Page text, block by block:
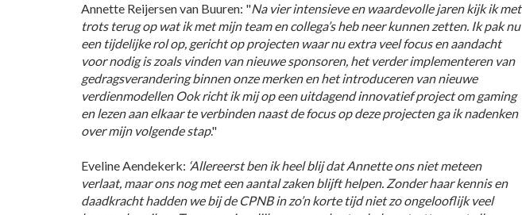
Annette Reijersen van Buuren: "Na vier intensieve en waardevolle jaren kijk ik met
trots terug op wat ik met mijn team en collega’s heb neer kunnen zetten. Ik pak nu
een tijdelijke rol op, gericht op projecten waar nu extra veel focus en aandacht
voor nodig is zoals vinden van nieuwe sponsoren, het verder implementeren van
gedragsverandering binnen onze merken en het introduceren van nieuwe
verdienmodellen Ook richt ik mij op een uitdagend innovatief project om gaming
en lezen aan elkaar te verbinden naast de focus op deze projecten ga ik nadenken
over mijn volgende stap."
Eveline Aendekerk: ‘Allereerst ben ik heel blij dat Annette ons niet meteen
verlaat, maar ons nog met een aantal zaken blijft helpen. Zonder haar kennis en
daadkracht hadden we bij de CPNB in zo’n korte tijd niet zo ongelooflijk veel